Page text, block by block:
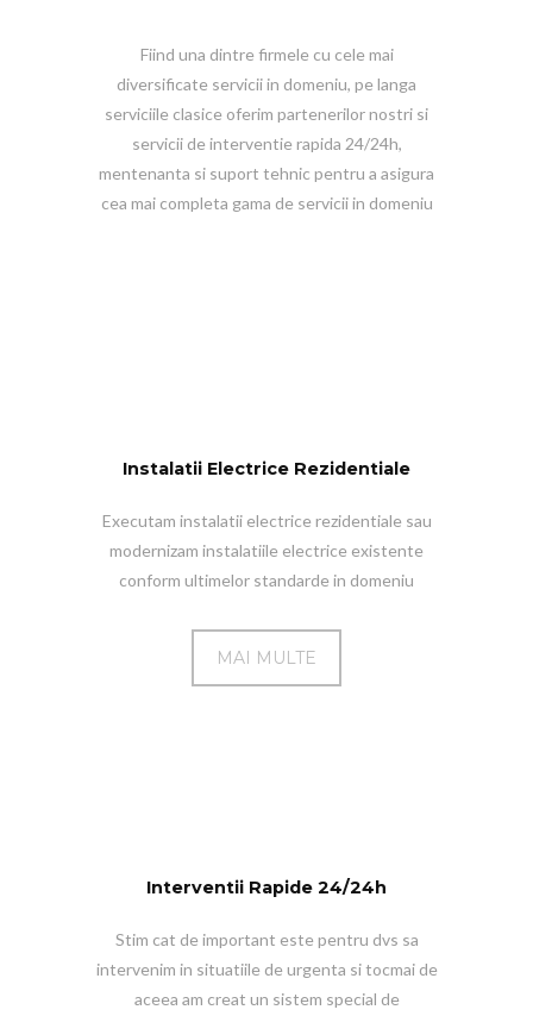
Fiind una dintre firmele cu cele mai
diversificate servicii in domeniu, pe langa
serviciile clasice oferim partenerilor nostri si
servicii de interventie rapida 24/24h,
mentenanta si suport tehnic pentru a asigura
cea mai completa gama de servicii in domeniu
Instalatii Electrice Rezidentiale
Executam instalatii electrice rezidentiale sau
modernizam instalatiile electrice existente
conform ultimelor standarde in domeniu
MAI MULTE
Interventii Rapide 24/24h
Stim cat de important este pentru dvs sa
intervenim in situatiile de urgenta si tocmai de
aceea am creat un sistem special de